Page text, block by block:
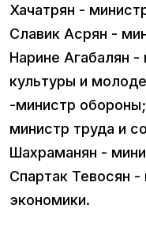
Хачатрян -
Славик Асрян -
Нарине Агабалян
культуры и
-министр
министр труда и
Шахраманян -
Спартак Тевосян
экономики.